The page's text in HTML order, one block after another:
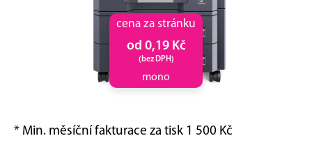
cena za stránku
od 0,19 Kč
(bez DPH)
mono
* Min. měsíční fakturace za tisk 1 500 Kč